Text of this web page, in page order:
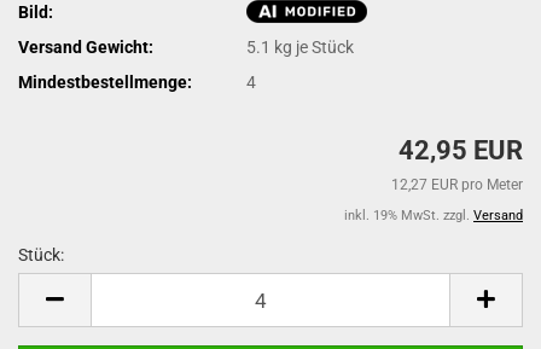
Bild:
Versand Gewicht:
5.1 kg je Stück
Mindestbestellmenge:
4
42,95 EUR
12,27 EUR pro Meter
inkl. 19% MwSt. zzgl. Versand
Stück: